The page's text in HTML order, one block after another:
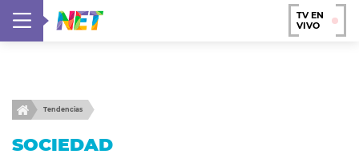
TV EN
VIVO
Tendencias
SOCIEDAD